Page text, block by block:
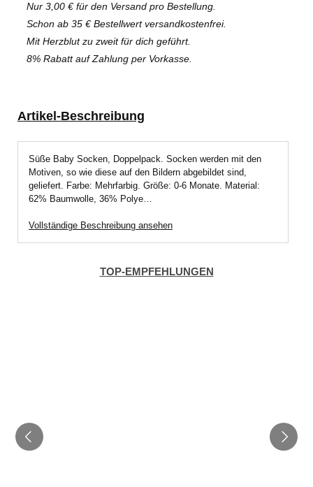
Nur 3,00 € für den Versand pro Bestellung.
Schon ab 35 € Bestellwert versandkostenfrei.
Mit Herzblut zu zweit für dich geführt.
8% Rabatt auf Zahlung per Vorkasse.
Artikel-Beschreibung
Süße Baby Socken, Doppelpack. Socken werden mit den
Motiven, so wie diese auf den Bildern abgebildet sind,
geliefert. Farbe: Mehrfarbig. Größe: 0-6 Monate. Material:
62% Baumwolle, 36% Polye…
Vollständige Beschreibung ansehen
TOP-EMPFEHLUNGEN